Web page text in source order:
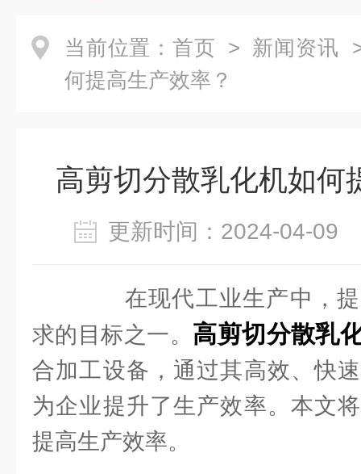
当前位置： 首页 > 新闻资讯
何提高生产效率？
高剪切分散乳化机如何
更新时间：2024-04-
在现代工业生产中，提
求的目标之一。 高剪切分散乳
合加工设备，通过其高效、快
为企业提升了生产效率。本文
提高生产效率。